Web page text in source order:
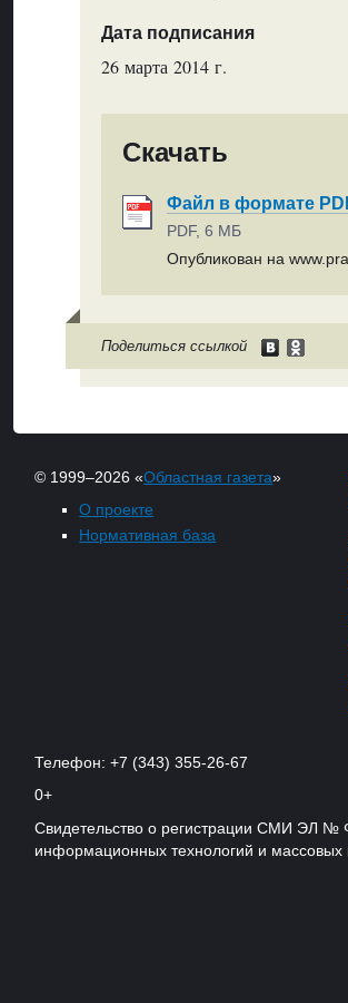
Дата подписания
26 марта 2014 г.
Скачать
Файл в формате
PDF, 6 МБ
Опубликован на
Поделиться ссылкой
© 1999–2026 «Областная газета»
О проекте
Нормативная база
Телефон: +7 (343) 355-26-67
0+
Свидетельство о регистрации СМИ ЭЛ №
информационных технологий и массовых